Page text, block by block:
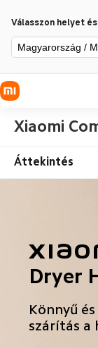
Válasszon helyet
Magyarország /
Xiaomi
Áttekintés
Dryer
Könnyű
szárítás a